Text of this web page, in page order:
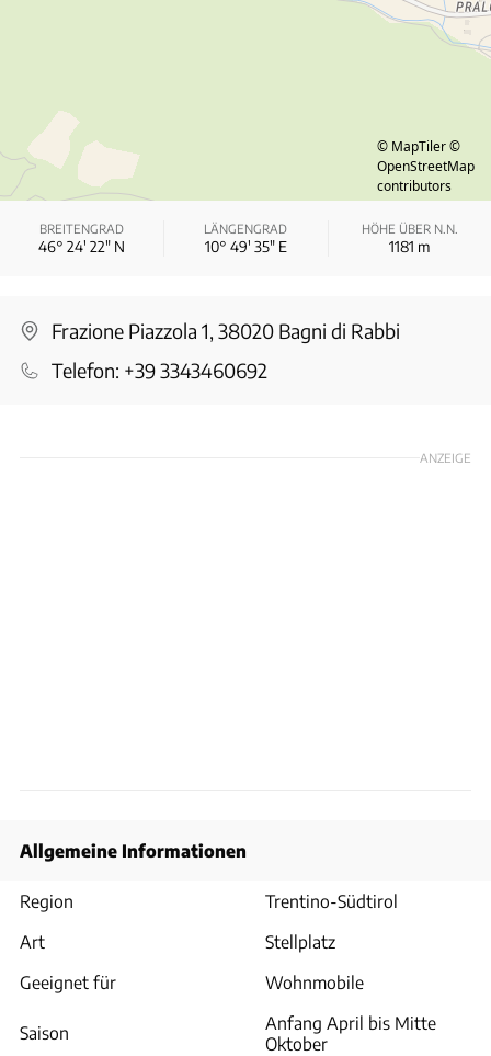
© MapTiler ©
OpenStreetMap
contributors
BREITENGRAD
46° 24′ 22″ N
LÄNGENGRAD
10° 49′ 35″ E
HÖHE ÜBER N.N.
1181 m
Frazione Piazzola 1, 38020 Bagni di Rabbi
Telefon: +39 3343460692
ANZEIGE
Allgemeine Informationen
Region
Trentino-Südtirol
Art
Stellplatz
Geeignet für
Wohnmobile
Saison
Anfang April bis Mitte
Oktober